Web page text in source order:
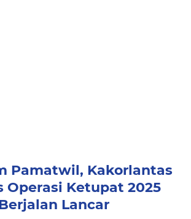
Pamatwil, Kakorlantas
Operasi Ketupat 2025
Lancar